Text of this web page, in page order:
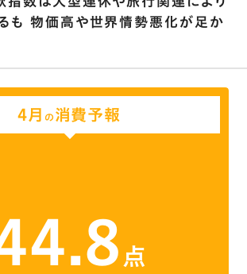
も 物価高や世界情勢悪化が足か
4月 の消費予報
点